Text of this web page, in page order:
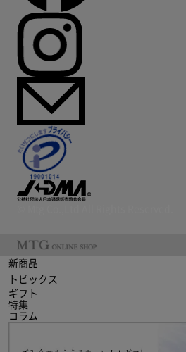
新商品
トピックス
ギフト
特集
コラム